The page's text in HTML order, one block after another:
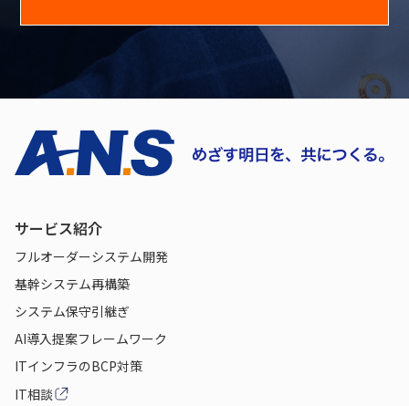
サービス紹介
フルオーダーシステム開発
基幹システム再構築
システム保守引継ぎ
AI導入提案フレームワーク
ITインフラのBCP対策
IT相談